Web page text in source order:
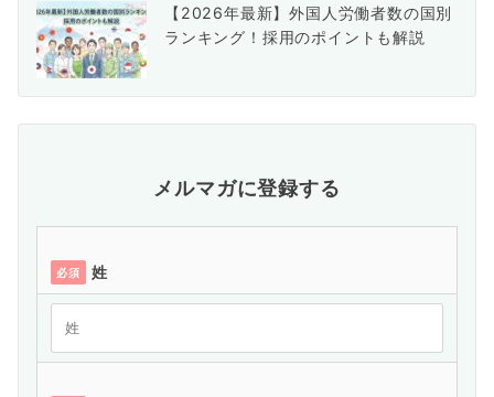
【2026年最新】外国人労働者数の国別
ランキング！採用のポイントも解説
メルマガに登録する
必須 姓